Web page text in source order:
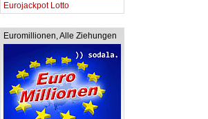
Eurojackpot Lotto
Euromillionen, Alle Ziehungen